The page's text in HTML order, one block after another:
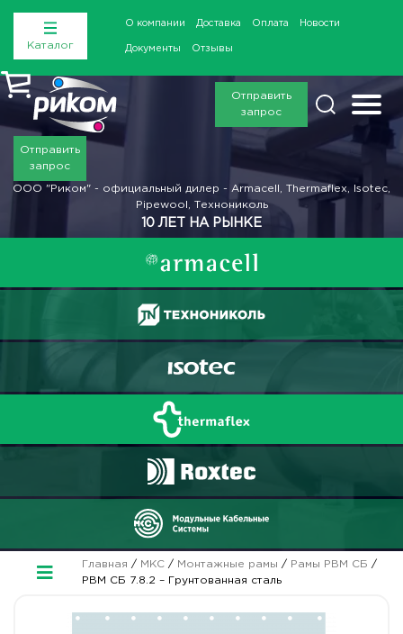
Каталог
О компании Доставка Оплата Новости
Документы Отзывы
Отправить
запрос
Отправить
запрос
ООО "Риком" - официальный дилер - Armacell, Thermaflex, Isotec,
Pipewool, Технониколь
10 ЛЕТ НА РЫНКЕ
Главная / МКС/ Монтажные рамы / Рамы РВМ СБ /
РВМ СБ 7.8.2 – Грунтованная сталь